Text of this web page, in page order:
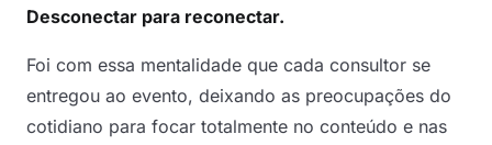
Desconectar para reconectar.
Foi com essa mentalidade que cada consultor se
entregou ao evento, deixando as preocupações do
cotidiano para focar totalmente no conteúdo e nas